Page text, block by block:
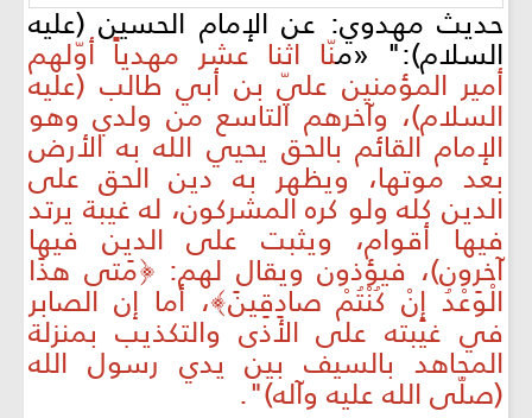
حديث مهدوي: عن الإمام الحسين (عليه
السلام):" «منّا اثنا عشر مهدياً أوّلهم
أمير المؤمنين عليّ بن أبي طالب (عليه
السلام)، وآخرهم التاسع من ولدي وهو
الإمام القائم بالحق يحيي الله به الأرض
بعد موتها، ويظهر به دين الحق على
الدين كله ولو كره المشركون، له غيبة يرتد
فيها أقوام، ويثبت على الدين فيها
آخرون)، فيؤذون ويقال لهم: ﴿مَتى هذَا
الْوَعْدُ إِنْ كُنْتُمْ صادِقِينَ﴾، أما إن الصابر
في غيبته على الأذى والتكذيب بمنزلة
المجاهد بالسيف بين يدي رسول الله
(صلّى الله عليه وآله)".